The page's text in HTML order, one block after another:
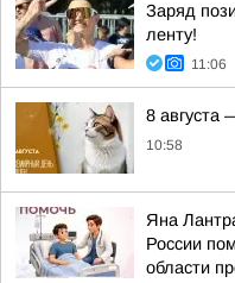
Заряд
ленту!
11:06
8 августа
10:58
Яна
России
области